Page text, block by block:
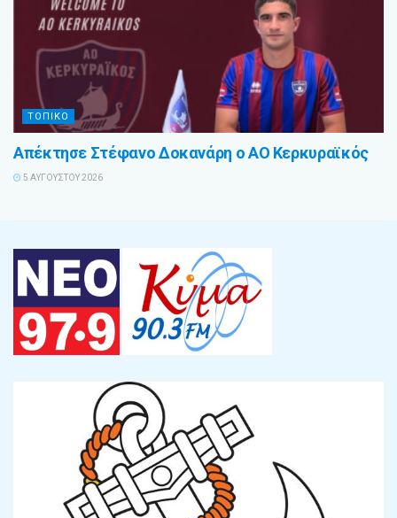
ΤΟΠΙΚΟ
Απέκτησε Στέφανο Δοκανάρη ο ΑΟ Κερκυραϊκός
5 ΑΥΓΟΎΣΤΟΥ 2026